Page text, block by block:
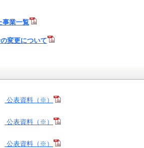
事業一覧
変更について
公表資料（※）
公表資料（※）
公表資料（※）